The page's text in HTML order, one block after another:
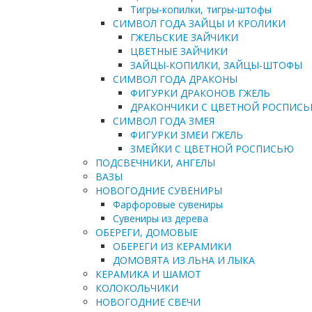
Тигры-копилки, тигры-штофы
СИМВОЛ ГОДА ЗАЙЦЫ И КРОЛИКИ
ГЖЕЛЬСКИЕ ЗАЙЧИКИ
ЦВЕТНЫЕ ЗАЙЧИКИ
ЗАЙЦЫ-КОПИЛКИ, ЗАЙЦЫ-ШТОФЫ
СИМВОЛ ГОДА ДРАКОНЫ
ФИГУРКИ ДРАКОНОВ ГЖЕЛЬ
ДРАКОНЧИКИ С ЦВЕТНОЙ
СИМВОЛ ГОДА ЗМЕЯ
ФИГУРКИ ЗМЕИ ГЖЕЛЬ
ЗМЕЙКИ С ЦВЕТНОЙ РОСПИСЬЮ
ПОДСВЕЧНИКИ, АНГЕЛЫ
ВАЗЫ
НОВОГОДНИЕ СУВЕНИРЫ
Фарфоровые сувениры
Сувениры из дерева
ОБЕРЕГИ, ДОМОВЫЕ
ОБЕРЕГИ ИЗ КЕРАМИКИ
ДОМОВЯТА ИЗ ЛЬНА И ЛЫКА
КЕРАМИКА И ШАМОТ
КОЛОКОЛЬЧИКИ
НОВОГОДНИЕ СВЕЧИ